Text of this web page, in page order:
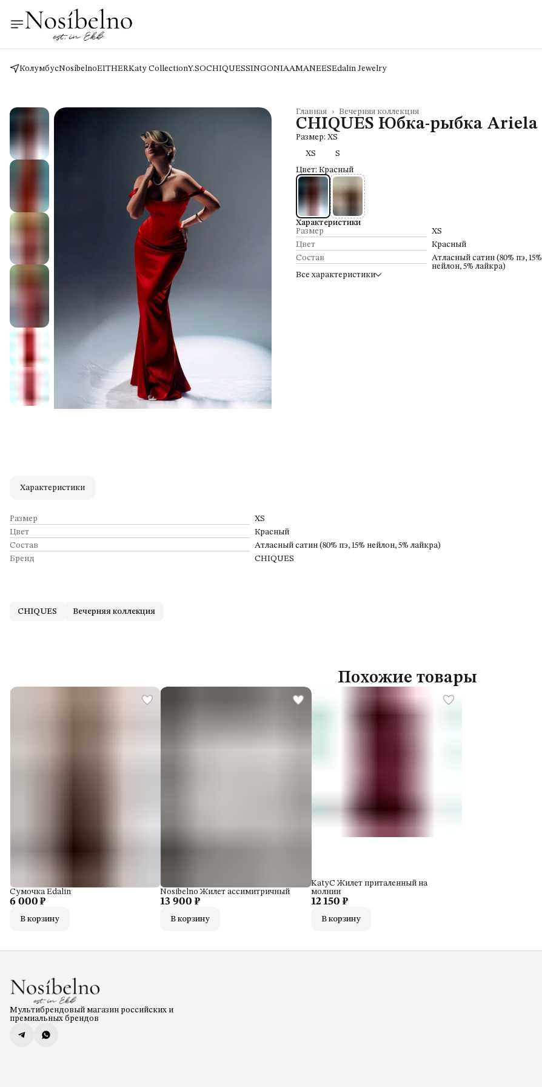
КолумбусNosíbelnoEITHERKaty CollectionY.SOCHIQUESSINGONIAAMANEESEdalin Jewelry
Вечерняя коллекция
Главная ›
CHIQUES Юбка-рыбка Ariela
Размер: XS
XS
S
Цвет: Красный
Характеристики
Размер
XS
Цвет
Красный
Состав
Атласный сатин (80% пэ, 15%
нейлон, 5% лайкра)
Все характеристики
Характеристики
Размер
XS
Цвет
Красный
Состав
Атласный сатин (80% пэ, 15% нейлон, 5% лайкра)
Бренд
CHIQUES
CHIQUES Вечерняя коллекция
Похожие товары
6 000 ₽
Сумочка Edalin
В корзину
13 900 ₽
Nosibelno Жилет ассимитричный
В корзину
12 150 ₽
KatyC Жилет приталенный на
молнии
В корзину
Мультибрендовый магазин российских и
премиальных брендов